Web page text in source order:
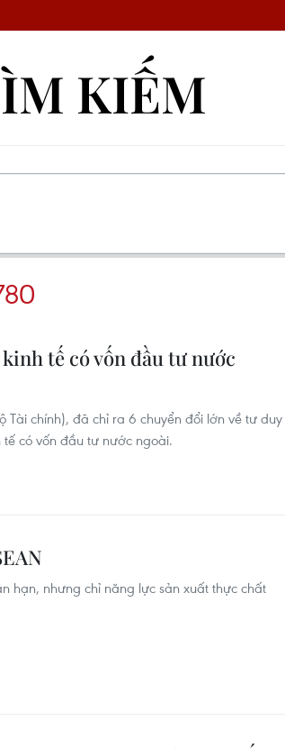
KIẾM
tế có vốn đầu tư nước
Tài chính), đã chỉ ra 6 chuyển đổi lớn về tư duy
có vốn đầu tư nước ngoài.
hạn, nhưng chỉ năng lực sản xuất thực chất